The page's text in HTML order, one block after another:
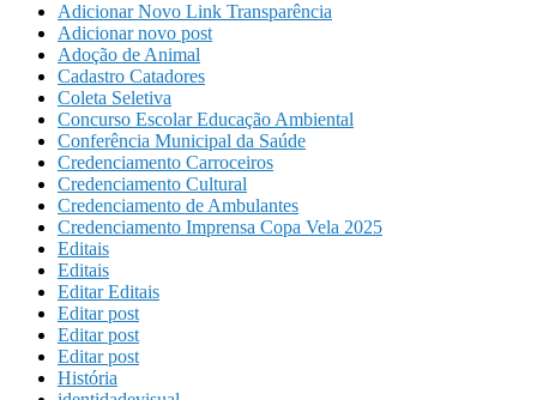
Adicionar Novo Link Transparência
Adicionar novo post
Adoção de Animal
Cadastro Catadores
Coleta Seletiva
Concurso Escolar Educação Ambiental
Conferência Municipal da Saúde
Credenciamento Carroceiros
Credenciamento Cultural
Credenciamento de Ambulantes
Credenciamento Imprensa Copa Vela 2025
Editais
Editais
Editar Editais
Editar post
Editar post
Editar post
História